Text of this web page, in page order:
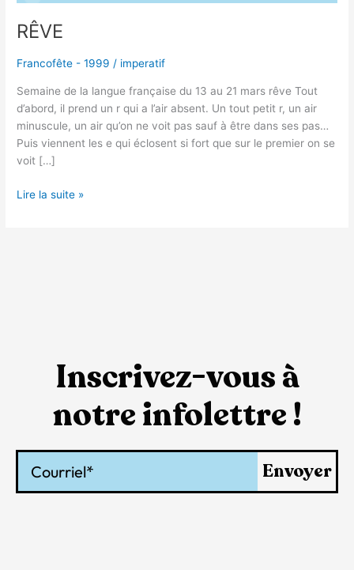
RÊVE
Francofête - 1999 / imperatif
Semaine de la langue française du 13 au 21 mars rêve Tout
d’abord, il prend un r qui a l’air absent. Un tout petit r, un air
minuscule, un air qu’on ne voit pas sauf à être dans ses pas…
Puis viennent les e qui éclosent si fort que sur le premier on se
voit […]
Lire la suite »
Inscrivez-vous à
notre infolettre !
Envoyer